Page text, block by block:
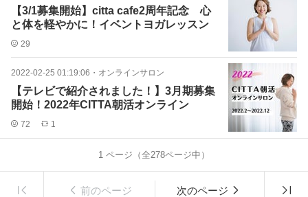
【3/1募集開始】citta cafe2周年記念 心
と体を軽やかに！イベントヨガレッスン
29
2022-02-25 01:19:06 ・ オンラインサロン
【テレビで紹介されました！】3月期募集
開始！2022年CITTA朝活オンライン
72 1
1 ページ（全278ページ中）
前のページ 次のページ